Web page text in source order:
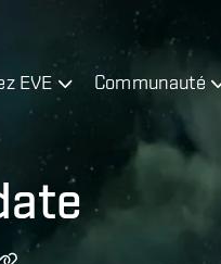
EVE Communauté